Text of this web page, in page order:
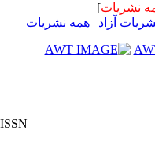
نشریات]
آزاد |همه نشریات
ISSN